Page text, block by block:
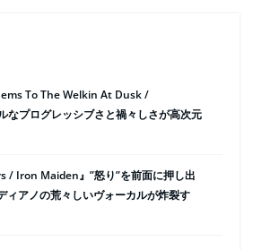
To The Welkin At Dusk /
なプログレッシブさと禍々しさが高次元
/ Iron Maiden』”怒り”を前面に押し出
ィアノの荒々しいヴォーカルが炸裂す